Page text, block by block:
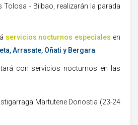
Tolosa - Bilbao, realizarán la parada
servicios nocturnos especiales en
Arrasate, Oñati y Bergara
con servicios nocturnos en las
Martutene Donostia (23-24